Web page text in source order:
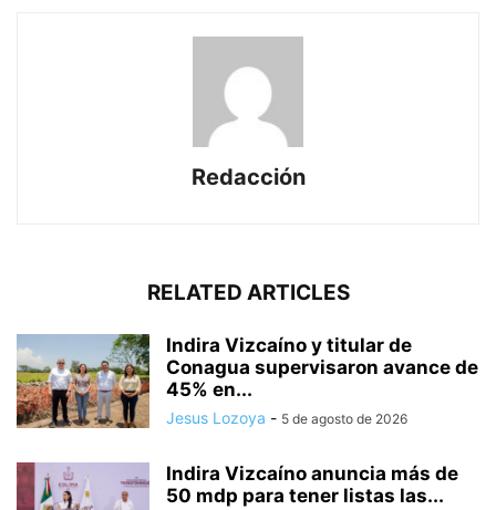
Redacción
RELATED ARTICLES
Indira Vizcaíno y titular de
Conagua supervisaron avance de
45% en...
Jesus Lozoya - 5 de agosto de 2026
Indira Vizcaíno anuncia más de
50 mdp para tener listas las...